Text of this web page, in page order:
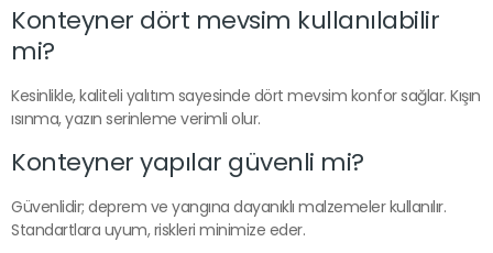
Konteyner dört mevsim kullanılabilir
mi?
Kesinlikle, kaliteli yalıtım sayesinde dört mevsim konfor sağlar. Kışın
ısınma, yazın serinleme verimli olur.
Konteyner yapılar güvenli mi?
Güvenlidir; deprem ve yangına dayanıklı malzemeler kullanılır.
Standartlara uyum, riskleri minimize eder.